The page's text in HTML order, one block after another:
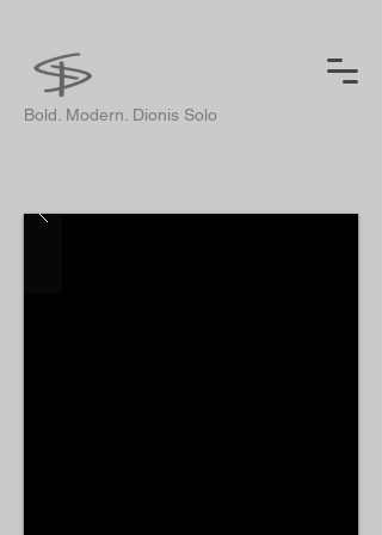
Bold. Modern. Dionis Solo